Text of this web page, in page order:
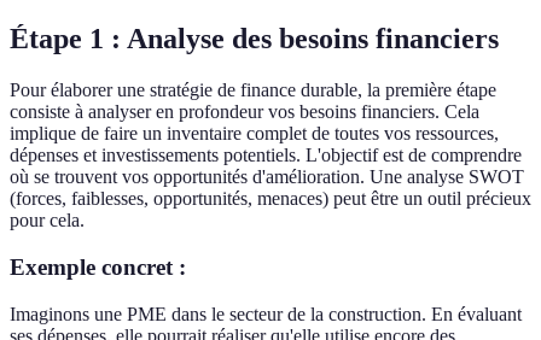
Étape 1 : Analyse des besoins financiers
Pour élaborer une stratégie de finance durable, la première étape
consiste à analyser en profondeur vos besoins financiers. Cela
implique de faire un inventaire complet de toutes vos ressources,
dépenses et investissements potentiels. L'objectif est de comprendre
où se trouvent vos opportunités d'amélioration. Une analyse SWOT
(forces, faiblesses, opportunités, menaces) peut être un outil précieux
pour cela.
Exemple concret :
Imaginons une PME dans le secteur de la construction. En évaluant
ses dépenses, elle pourrait réaliser qu'elle utilise encore des